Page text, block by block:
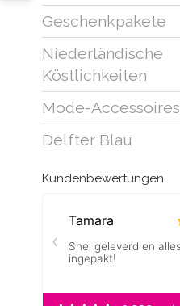
Geschenkpakete
Niederländische
Köstlichkeiten
Mode-Accessoires
Delfter Blau
Kundenbewertungen